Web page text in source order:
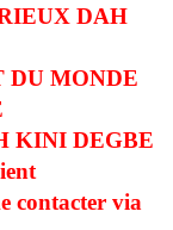
DAH
DU MONDE
KINI DEGBE
contacter via